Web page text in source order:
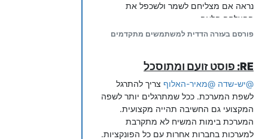
כאן הגדרתי, זיהוי לפי הקשת מס' כאשר אני
משנה את ההודעה M1121 "לכניסה עם
המספר שלך הקישו 1 וסולמית, לכניסה עם
מספר אחר הקישו את מספר הטלפון המלא
וסולמית לסיום" ל- יש לך הודעה אישית
חדשה להאזנה להודעה הקישו 1 ליציאה
הקישו 2.
נראה אם מצליחם לשמר ולשכפל את
ההצלחה הלאה..
בהצלחה
פורסם בעזרה הדדית למשתמשים מתקדמים
RE: פוסט זועם ומתוסכל
@יש-שדה @מאיר-האלוף צריך להתרגל
לשפת המערכת. ככל שמתרגלים יותר לשפה
המקצועי גם החשיבה תהייה מקצועית.
המערכת בימות המשיח לא מתקרבת
למערכות בחברות אחרות עם כל הפונקציות.